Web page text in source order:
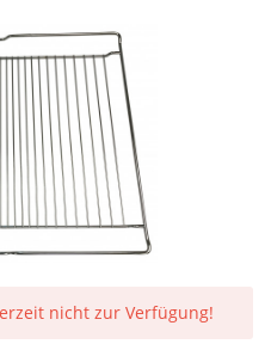
nicht zur Verfügung!